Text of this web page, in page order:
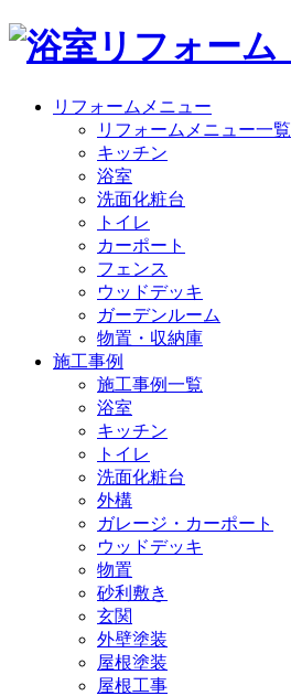
リフォームメニュー
リフォームメニュー一覧
キッチン
浴室
洗面化粧台
トイレ
カーポート
フェンス
ウッドデッキ
ガーデンルーム
物置・収納庫
施工事例
施工事例一覧
浴室
キッチン
トイレ
洗面化粧台
外構
ガレージ・カーポート
ウッドデッキ
物置
砂利敷き
玄関
外壁塗装
屋根塗装
屋根工事